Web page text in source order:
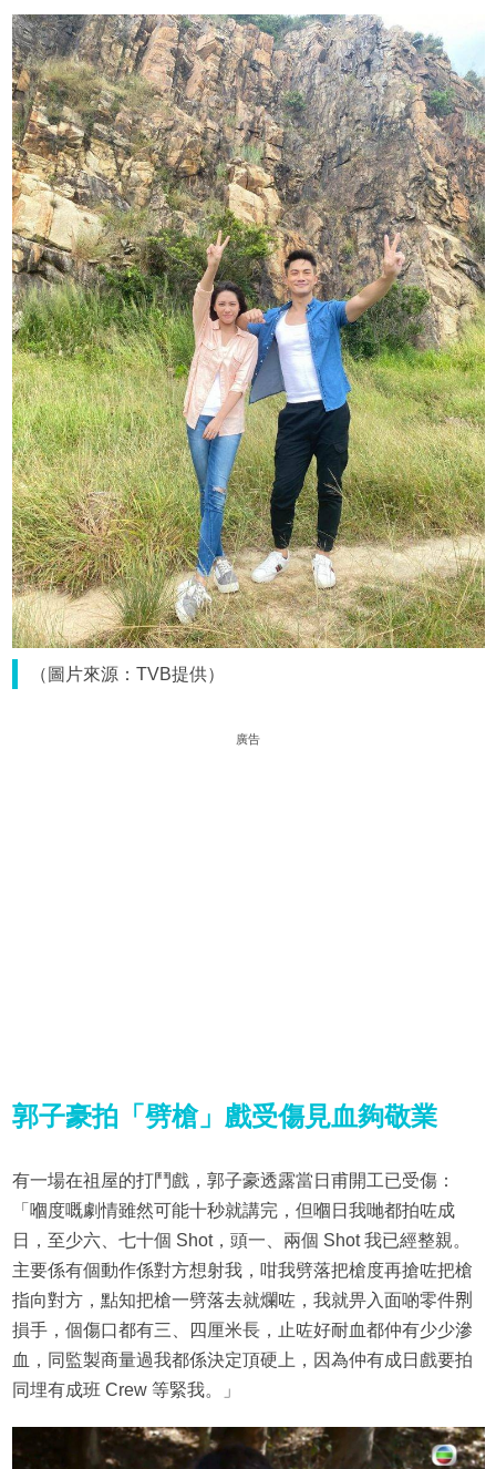
（圖片來源：TVB提供）
廣告
郭子豪拍「劈槍」戲受傷見血夠敬業
有一場在祖屋的打鬥戲，郭子豪透露當日甫開工已受傷：
「嗰度嘅劇情雖然可能十秒就講完，但嗰日我哋都拍咗成
日，至少六、七十個 Shot，頭一、兩個 Shot 我已經整親。
主要係有個動作係對方想射我，咁我劈落把槍度再搶咗把槍
指向對方，點知把槍一劈落去就爛咗，我就畀入面啲零件𠝹
損手，個傷口都有三、四厘米長，止咗好耐血都仲有少少滲
血，同監製商量過我都係決定頂硬上，因為仲有成日戲要拍
同埋有成班 Crew 等緊我。」